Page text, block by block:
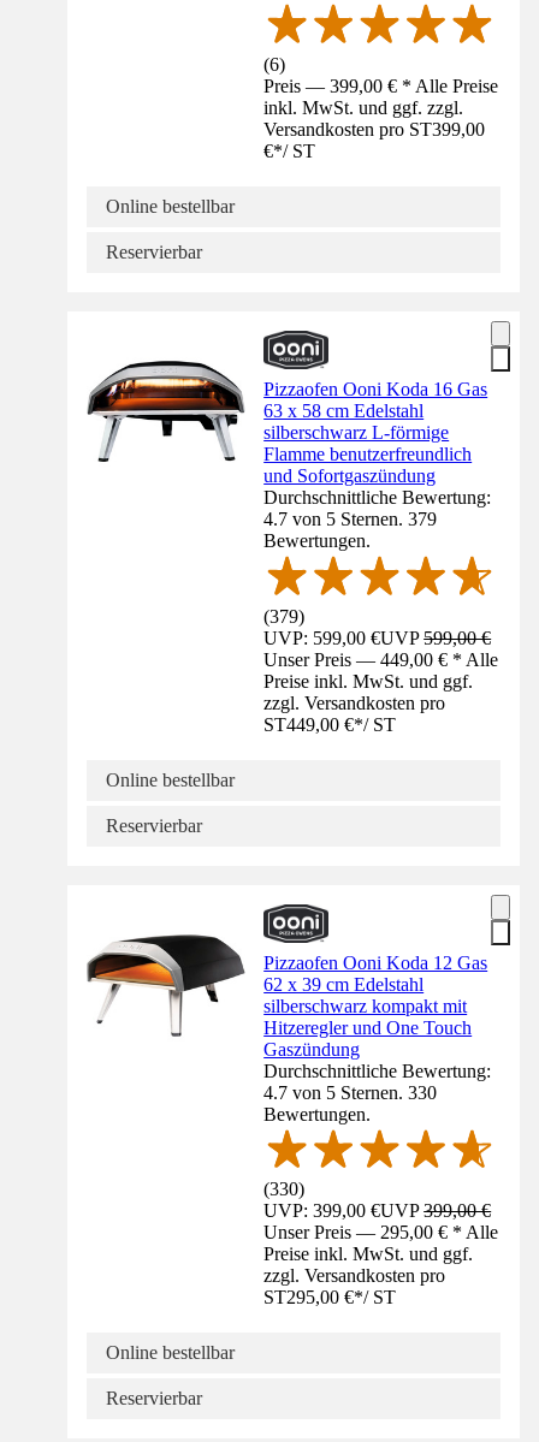
(6)
Preis — 399,00 € * Alle Preise
inkl. MwSt. und ggf. zzgl.
Versandkosten pro ST399,00
€*/ ST
Online bestellbar
Reservierbar
Pizzaofen Ooni Koda 16 Gas
63 x 58 cm Edelstahl
silberschwarz L-förmige
Flamme benutzerfreundlich
und Sofortgaszündung
Durchschnittliche Bewertung:
4.7 von 5 Sternen. 379
Bewertungen.
(379)
UVP: 599,00 €UVP599,00 €
Unser Preis — 449,00 € * Alle
Preise inkl. MwSt. und ggf.
zzgl. Versandkosten pro
ST449,00 €*/ ST
Online bestellbar
Reservierbar
Pizzaofen Ooni Koda 12 Gas
62 x 39 cm Edelstahl
silberschwarz kompakt mit
Hitzeregler und One Touch
Gaszündung
Durchschnittliche Bewertung:
4.7 von 5 Sternen. 330
Bewertungen.
(330)
UVP: 399,00 €UVP399,00 €
Unser Preis — 295,00 € * Alle
Preise inkl. MwSt. und ggf.
zzgl. Versandkosten pro
ST295,00 €*/ ST
Online bestellbar
Reservierbar